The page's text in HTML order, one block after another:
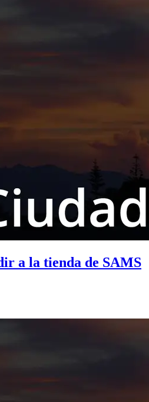
a la tienda de SAMS